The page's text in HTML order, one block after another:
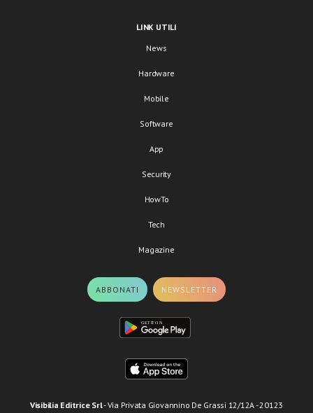
LINK UTILI
News
Hardware
Mobile
Software
App
Security
HowTo
Tech
Magazine
ABBONATI NEWSLETTER
Visibilia Editrice Srl- Via Privata Giovannino De Grassi 12/12A - 20123